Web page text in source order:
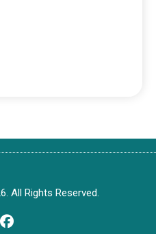
All Rights Reserved.